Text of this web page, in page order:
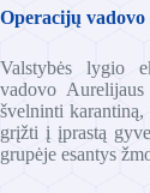
Operacijų vadovo
Valstybės lygio
vadovo
švelninti
grįžti į įprastą
grupėje esantys